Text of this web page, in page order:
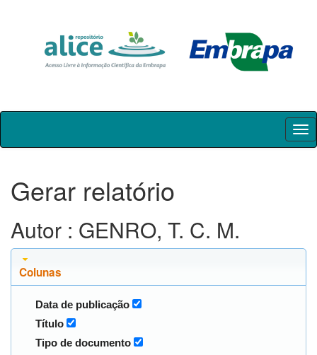
Skip
Gerar relatório
Autor : GENRO, T. C. M.
Colunas
Data de publicação
Título
Tipo de documento